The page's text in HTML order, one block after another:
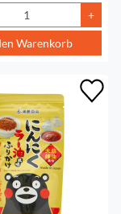
+
Warenkorb